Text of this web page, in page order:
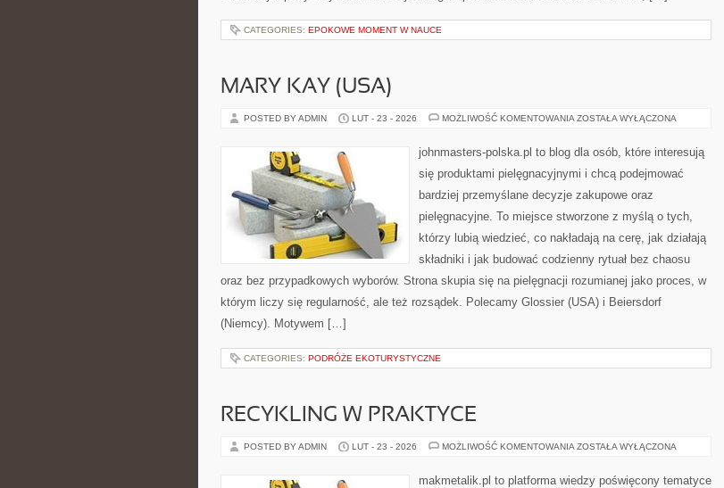
CATEGORIES: EPOKOWE MOMENT W NAUCE
MARY KAY (USA)
POSTED BY ADMIN LUT - 23 - 2026 MOŻLIWOŚĆ KOMENTOWANIA MARY
ZOSTAŁA WYŁĄCZONA
johnmasters-polska.pl to blog dla osób, które interesują
się produktami pielęgnacyjnymi i chcą podejmować
bardziej przemyślane decyzje zakupowe oraz
pielęgnacyjne. To miejsce stworzone z myślą o tych,
którzy lubią wiedzieć, co nakładają na cerę, jak działają
składniki i jak budować codzienny rytuał bez chaosu
oraz bez przypadkowych wyborów. Strona skupia się na pielęgnacji rozumianej jako proces, w
którym liczy się regularność, ale też rozsądek. Polecamy Glossier (USA) i Beiersdorf
(Niemcy). Motywem […]
CATEGORIES: PODRÓŻE EKOTURYSTYCZNE
RECYKLING W PRAKTYCE
POSTED BY ADMIN LUT - 23 - 2026 MOŻLIWOŚĆ KOMENTOWANIA RECYKLING
ZOSTAŁA WYŁĄCZONA
makmetalik.pl to platforma wiedzy poświęcony tematyce